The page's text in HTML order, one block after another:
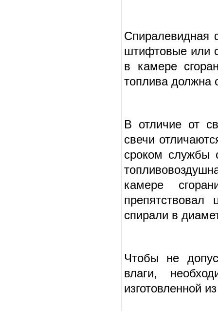
Спиралевидная
штифтовые или
в камере
топлива должна
В отличие от
свечи
сроком службы
камере
препятствовал
спирали в
Чтобы не
влаги,
изготовленной